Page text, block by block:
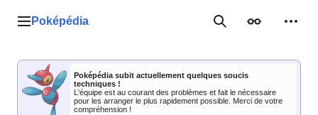
Menu principal
Poképédia RechercherApparence
Poképédia subit actuellement quelques soucis
techniques !
L'équipe est au courant des problèmes et fait le nécessaire
pour les arranger le plus rapidement possible. Merci de votre
compréhension !